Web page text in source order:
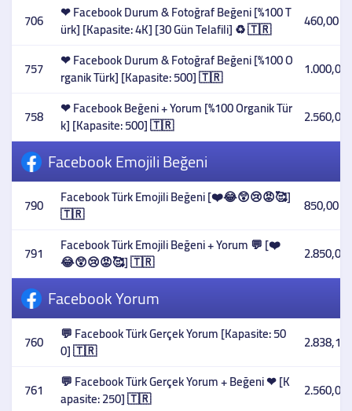
706 ❤ Facebook Durum & Fotoğraf Beğeni [%100 T
ürk] [Kapasite: 4K] [30 Gün Telafili] ♻️ 🇹🇷 460,00 TL
757 ❤ Facebook Durum & Fotoğraf Beğeni [%100 O
rganik Türk] [Kapasite: 500] 🇹🇷 1.000,00
758 ❤ Facebook Beğeni + Yorum [%100 Organik Tür
k] [Kapasite: 500] 🇹🇷 2.560,00
Facebook Emojili Beğeni
790 Facebook Türk Emojili Beğeni [❤️😂😲😢😡🥰]
🇹🇷 850,00 TL
791 Facebook Türk Emojili Beğeni + Yorum 💬 [❤️
😂😲😢😡🥰] 🇹🇷 2.850,00
Facebook Yorum
760 💬 Facebook Türk Gerçek Yorum [Kapasite: 50
0] 🇹🇷 2.838,10
761 💬 Facebook Türk Gerçek Yorum + Beğeni ❤ [K
apasite: 250] 🇹🇷 2.560,00